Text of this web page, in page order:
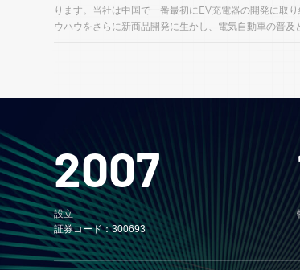
ります。当社は中国で一番最初にEV充電器の開発に取
ウハウをさらに新商品開発に生かし、電気自動車の普及
2007
設立
証券コード：300693